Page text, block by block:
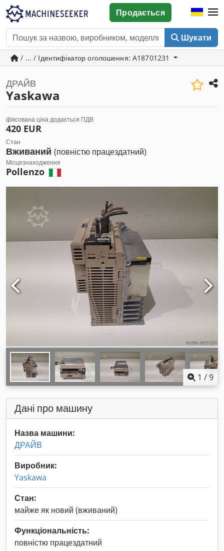
Шукати
Продається
/ ... / Ідентифікатор оголошення: A18701231
ДРАЙВ
Yaskawa
фіксована ціна додається ПДВ
420 EUR
Стан
Вживаний (повністю працездатний)
Місцезнаходження
Pollenzo
1 /9
Дані про машину
Назва машини:
ДРАЙВ
Виробник:
Yaskawa
Стан:
майже як новий (вживаний)
Функціональність:
повністю працездатний